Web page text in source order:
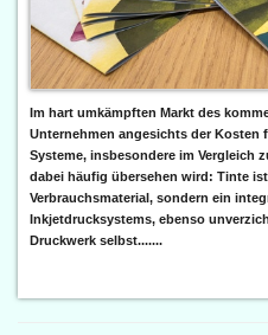
Im hart umkämpften Markt des
Unternehmen angesichts der Kosten
Systeme, insbesondere im Vergleich
dabei häufig übersehen wird: Tinte
Verbrauchsmaterial, sondern ein
Inkjetdrucksystems, ebenso
Druckwerk selbst.......